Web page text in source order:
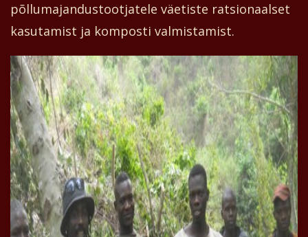
põllumajandustootjatele väetiste ratsionaalset
kasutamist ja komposti valmistamist.